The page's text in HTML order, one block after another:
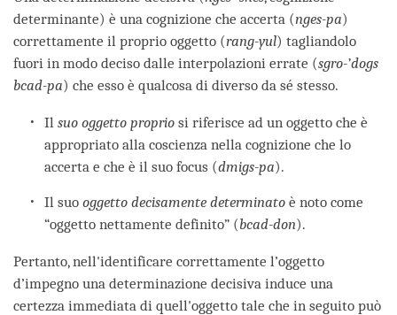
determinante) è una cognizione che accerta (nges-pa)
correttamente il proprio oggetto (rang-yul) tagliandolo
fuori in modo deciso dalle interpolazioni errate (sgro-’dogs
bcad-pa) che esso è qualcosa di diverso da sé stesso.
Ilsuo oggetto proprio si riferisce ad un oggetto che è
appropriato alla coscienza nella cognizione che lo
accerta e che è il suo focus (dmigs-pa).
Il suooggetto decisamente determinato è noto come
“oggetto nettamente definito” (bcad-don).
Pertanto, nell'identificare correttamente l’oggetto
d’impegno una determinazione decisiva induce una
certezza immediata di quell'oggetto tale che in seguito può